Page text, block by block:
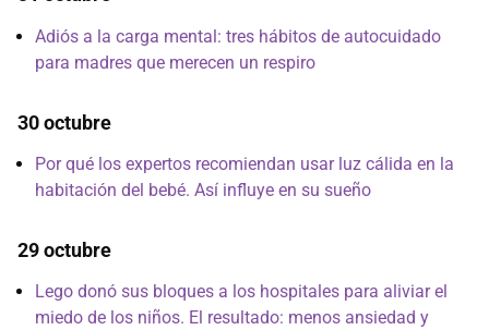
Adiós a la carga mental: tres hábitos de autocuidado
para madres que merecen un respiro
30 octubre
Por qué los expertos recomiendan usar luz cálida en la
habitación del bebé. Así influye en su sueño
29 octubre
Lego donó sus bloques a los hospitales para aliviar el
miedo de los niños. El resultado: menos ansiedad y